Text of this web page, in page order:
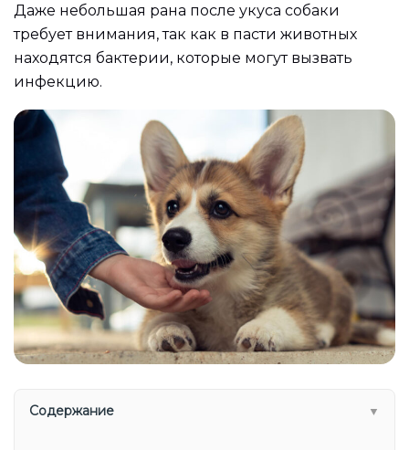
Даже небольшая рана после укуса собаки
требует внимания, так как в пасти животных
находятся бактерии, которые могут вызвать
инфекцию.
Содержание ▼